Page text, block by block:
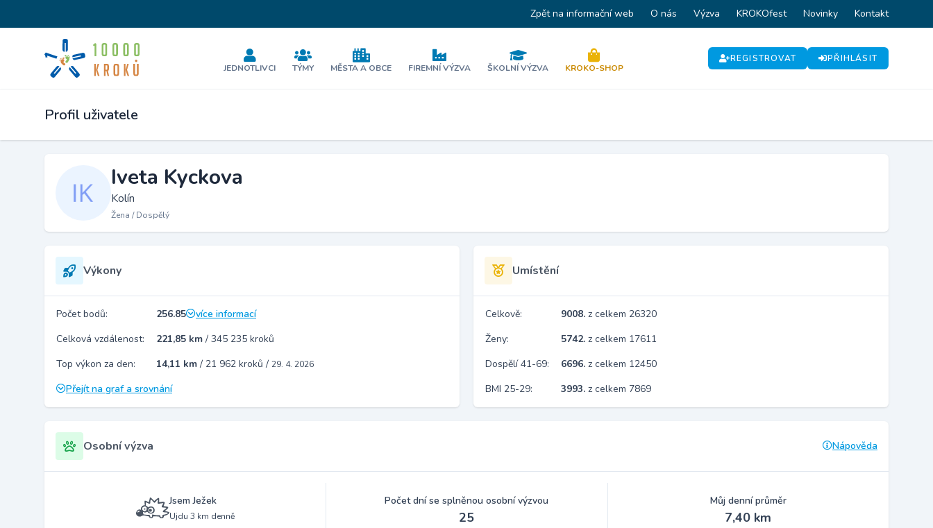
Zpět na informační web O nás Výzva KROKOfest Novinky Kontakt
JEDNOTLIVCI TÝMY MĚSTA A OBCE FIREMNÍ VÝZVA ŠKOLNÍ VÝZVA KROKO-SHOP
REGISTROVAT PŘIHLÁSIT
Profil uživatele
Iveta Kyckova
Kolín
Žena / Dospělý
Výkony
Počet bodů: 256.85
více informací
Celková vzdálenost:
221,85 km / 345 235 kroků
Top výkon za den:
14,11 km / 21 962 kroků / 29. 4. 2026
Přejít na graf a srovnání
Umístění
Celkově: 9008. z celkem 26320
Ženy:
5742. z celkem 17611
Dospělí 41-69:
6696. z celkem 12450
BMI 25-29:
3993. z celkem 7869
Osobní výzva Nápověda
Jsem Ježek
Ujdu 3 km denně
Počet dní se splněnou osobní výzvou
25
Můj denní průměr
7,40 km